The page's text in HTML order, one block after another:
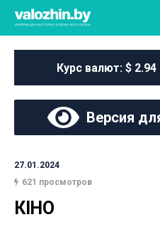
Курс валют: $ 2.94
Версия
27.01.2024
621 просмотров
КІНО